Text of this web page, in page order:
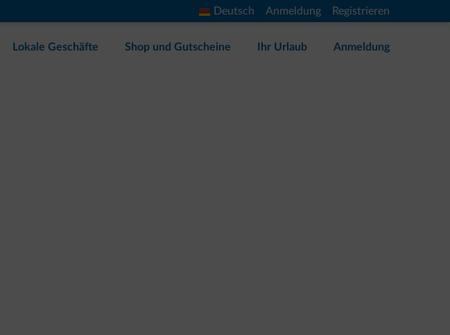
Deutsch Anmeldung Registrieren
Lokale Geschäfte Shop und Gutscheine Ihr Urlaub Anmeldung